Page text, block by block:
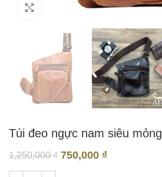
Click to enlarge
Túi đeo ngực nam siêu
1,250,000₫ 750,000 ₫